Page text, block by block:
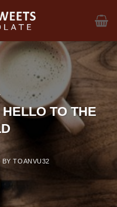
TO THE
BYTOANVU32